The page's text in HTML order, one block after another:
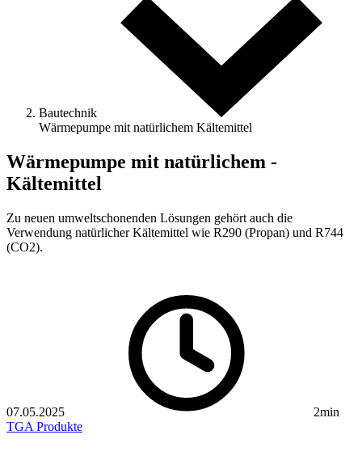
Bautechnik
Wärmepumpe mit natürlichem ­Kältemittel
Wärmepumpe mit natürlichem ­
Kältemittel
Zu neuen umweltschonenden Lösungen gehört auch die
Verwendung natürlicher Kältemittel wie R290 (Propan) und R744
(CO2).
07.05.2025
2min
TGA Produkte